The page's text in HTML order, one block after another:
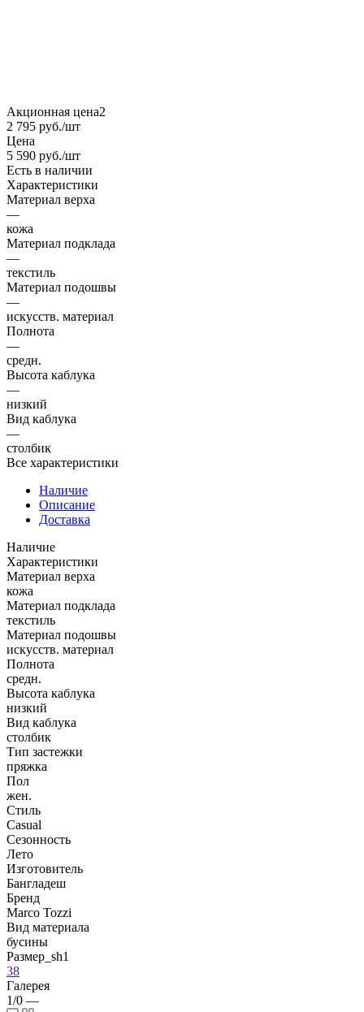
Акционная цена2
2 795 руб./шт
Цена
5 590 руб./шт
Есть в наличии
Характеристики
Материал верха
—
кожа
Материал подклада
—
текстиль
Материал подошвы
—
искусств. материал
Полнота
—
средн.
Высота каблука
—
низкий
Вид каблука
—
столбик
Все характеристики
Наличие
Описание
Доставка
Наличие
Характеристики
Материал верха
кожа
Материал подклада
текстиль
Материал подошвы
искусств. материал
Полнота
средн.
Высота каблука
низкий
Вид каблука
столбик
Тип застежки
пряжка
Пол
жен.
Стиль
Casual
Сезонность
Лето
Изготовитель
Бангладеш
Бренд
Marco Tozzi
Вид материала
бусины
Размер_sh1
38
Галерея
1/0 —